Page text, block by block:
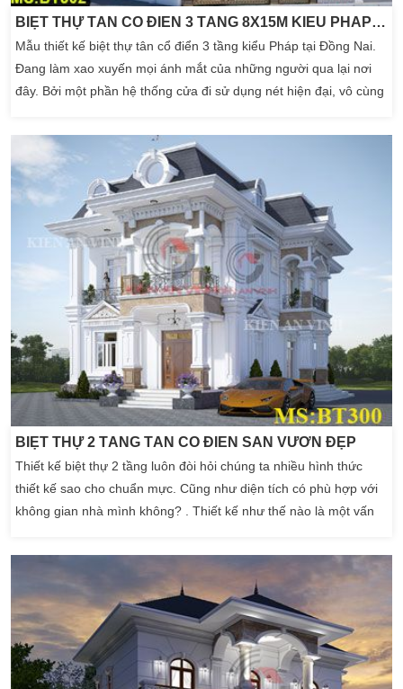
BIỆT THỰ TÂN CỔ ĐIỂN 3 TẦNG 8X15M KIỂU PHÁP TẠI ĐỒNG NAI
Mẫu thiết kế biệt thự tân cổ điển 3 tầng kiểu Pháp tại Đồng Nai.
Đang làm xao xuyến mọi ánh mắt của những người qua lại nơi
đây. Bởi một phần hệ thống cửa đi sử dụng nét hiện đại, vô cùng
cũng như cung cấp diện tích 8x15m tối đa. Chính những yếu tố
đã tạo không gian […]
BIỆT THỰ 2 TẦNG TÂN CỔ ĐIỂN SÂN VƯỜN ĐẸP
Thiết kế biệt thự 2 tầng luôn đòi hỏi chúng ta nhiều hình thức
thiết kế sao cho chuẩn mực. Cũng như diện tích có phù hợp với
không gian nhà mình không? . Thiết kế như thế nào là một vấn
Vinh. Điều này chứng tỏ Kiến Trúc Sư là người quan trọng nhất